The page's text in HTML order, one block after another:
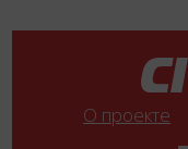
О проекте